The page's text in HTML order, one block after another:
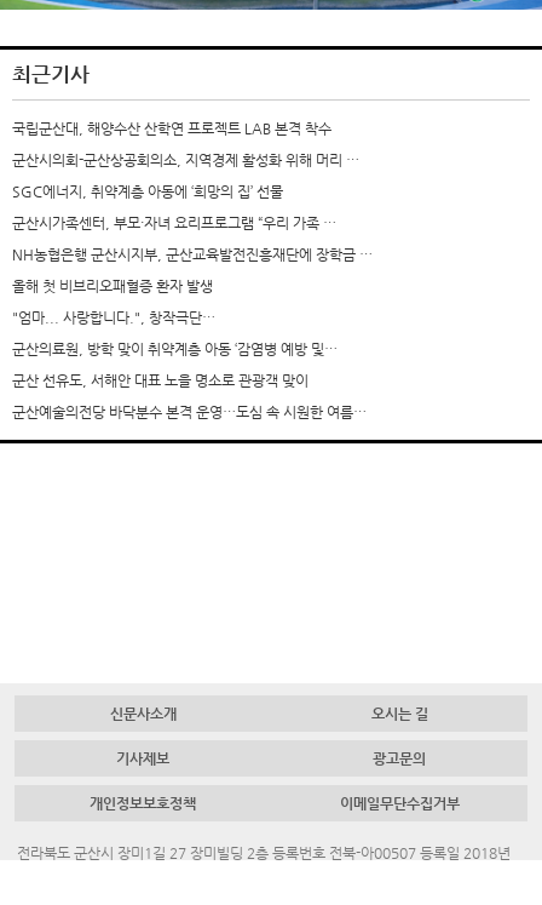
최근기사
국립군산대, 해양수산 산학연 프로젝트 LAB 본격 착수
군산시의회-군산상공회의소, 지역경제 활성화 위해 머리 …
SGC에너지, 취약계층 아동에 ‘희망의 집’ 선물
군산시가족센터, 부모·자녀 요리프로그램 “우리 가족 …
NH농협은행 군산시지부, 군산교육발전진흥재단에 장학금 …
올해 첫 비브리오패혈증 환자 발생
"엄마... 사랑합니다.", 창작극단…
군산의료원, 방학 맞이 취약계층 아동 ‘감염병 예방 및…
군산 선유도, 서해안 대표 노을 명소로 관광객 맞이
군산예술의전당 바닥분수 본격 운영…도심 속 시원한 여름…
신문사소개 오시는 길
기사제보 광고문의
개인정보보호정책 이메일무단수집거부
전라북도 군산시 장미1길 27 장미빌딩 2층 등록번호 전북-아00507 등록일 2018년